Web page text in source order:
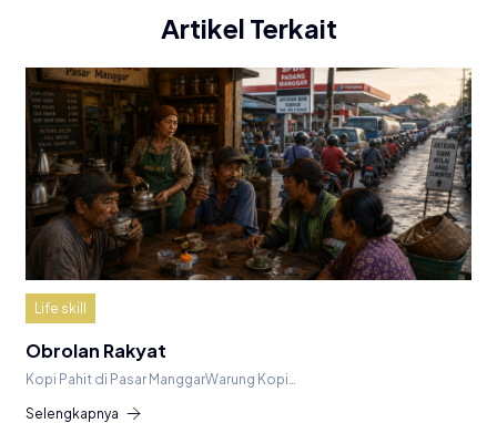
Artikel Terkait
Life skill
Obrolan Rakyat
Kopi Pahit di Pasar ManggarWarung Kopi…
Selengkapnya